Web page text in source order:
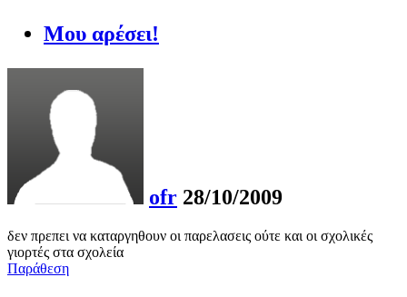
Μου αρέσει!
ofr 28/10/2009
δεν πρεπει να καταργηθουν οι παρελασεις ούτε και οι σχολικές
γιορτές στα σχολεία
Παράθεση